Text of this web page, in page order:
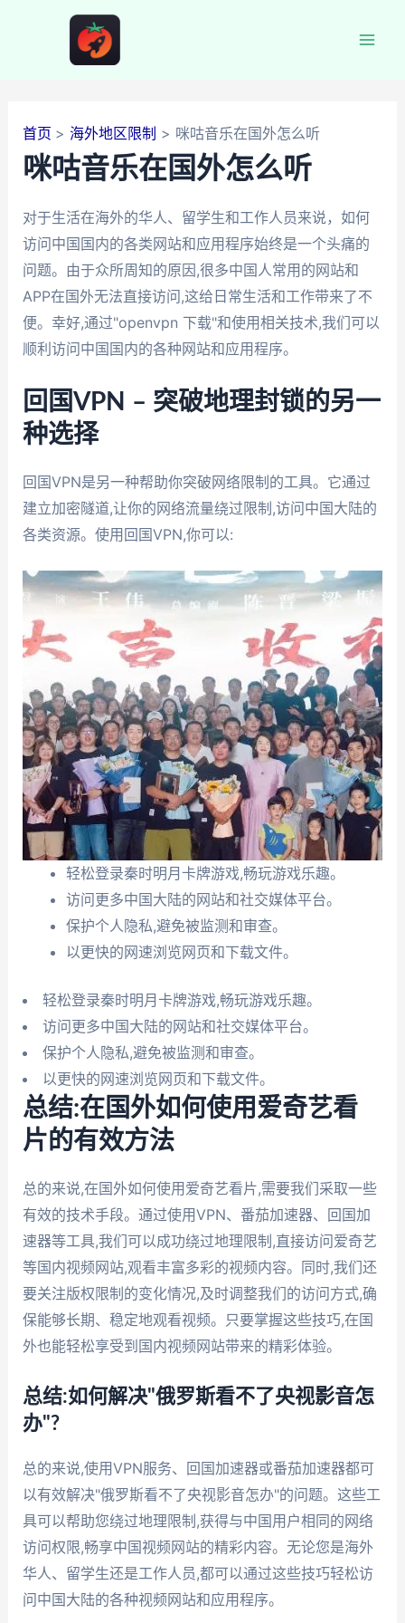
首页 海外地区限制 咪咕音乐在国外怎么听
咪咕音乐在国外怎么听
对于生活在海外的华人、留学生和工作人员来说，如何
访问中国国内的各类网站和应用程序始终是一个头痛的
问题。由于众所周知的原因,很多中国人常用的网站和
APP在国外无法直接访问,这给日常生活和工作带来了不
便。幸好,通过"openvpn 下载"和使用相关技术,我们可以
顺利访问中国国内的各种网站和应用程序。
回国VPN – 突破地理封锁的另一
种选择
回国VPN是另一种帮助你突破网络限制的工具。它通过
建立加密隧道,让你的网络流量绕过限制,访问中国大陆的
各类资源。使用回国VPN,你可以:
轻松登录秦时明月卡牌游戏,畅玩游戏乐趣。
访问更多中国大陆的网站和社交媒体平台。
保护个人隐私,避免被监测和审查。
以更快的网速浏览网页和下载文件。
轻松登录秦时明月卡牌游戏,畅玩游戏乐趣。
访问更多中国大陆的网站和社交媒体平台。
保护个人隐私,避免被监测和审查。
以更快的网速浏览网页和下载文件。
总结:在国外如何使用爱奇艺看
片的有效方法
总的来说,在国外如何使用爱奇艺看片,需要我们采取一些
有效的技术手段。通过使用VPN、番茄加速器、回国加
速器等工具,我们可以成功绕过地理限制,直接访问爱奇艺
等国内视频网站,观看丰富多彩的视频内容。同时,我们还
要关注版权限制的变化情况,及时调整我们的访问方式,确
保能够长期、稳定地观看视频。只要掌握这些技巧,在国
外也能轻松享受到国内视频网站带来的精彩体验。
总结:如何解决"俄罗斯看不了央视影音怎
办"?
总的来说,使用VPN服务、回国加速器或番茄加速器都可
以有效解决"俄罗斯看不了央视影音怎办"的问题。这些工
具可以帮助您绕过地理限制,获得与中国用户相同的网络
访问权限,畅享中国视频网站的精彩内容。无论您是海外
华人、留学生还是工作人员,都可以通过这些技巧轻松访
问中国大陆的各种视频网站和应用程序。